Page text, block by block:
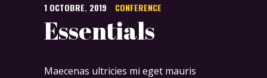
1 OCTOBRE, 2019 CONFERENCE
Essentials
Maecenas ultricies mi eget mauris